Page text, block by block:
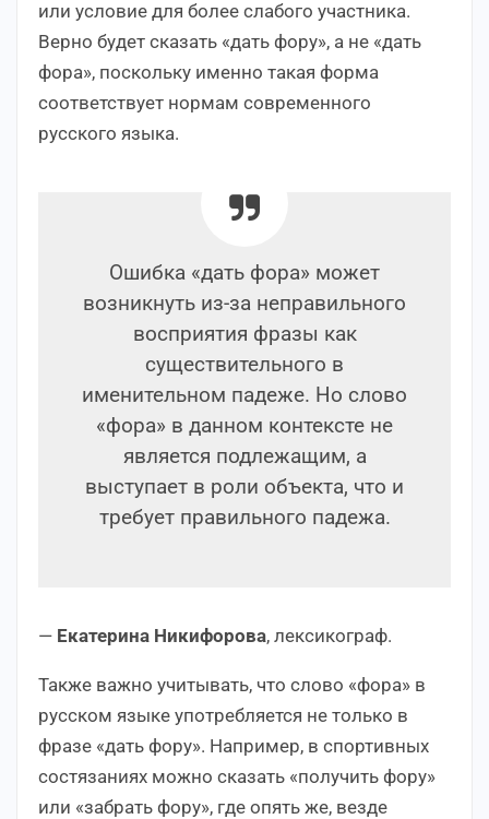
или условие для более слабого участника.
Верно будет сказать «дать фору», а не «дать
фора», поскольку именно такая форма
соответствует нормам современного
русского языка.
Ошибка «дать фора» может
возникнуть из-за неправильного
восприятия фразы как
существительного в
именительном падеже. Но слово
«фора» в данном контексте не
является подлежащим, а
выступает в роли объекта, что и
требует правильного падежа.
— Екатерина Никифорова, лексикограф.
Также важно учитывать, что слово «фора» в
русском языке употребляется не только в
фразе «дать фору». Например, в спортивных
состязаниях можно сказать «получить фору»
или «забрать фору», где опять же, везде